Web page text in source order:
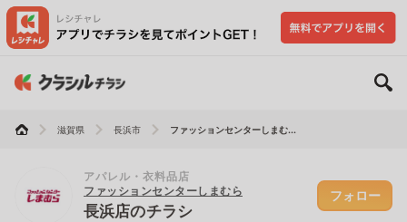
滋賀県 長浜市 ファッションセンターしまむ...
アパレル・衣料品店
ファッションセンターしまむら
長浜店のチラシ
フォロー